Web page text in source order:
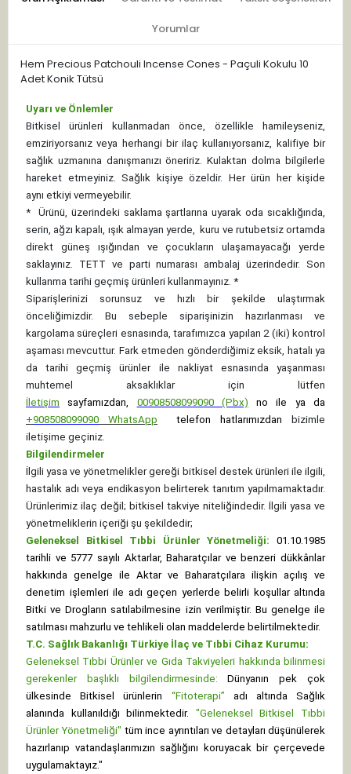
Yorumlar
Hem Precious Patchouli Incense Cones - Paçuli Kokulu 10
Adet Konik Tütsü
Uyarı ve Önlemler
Bitkisel ürünleri kullanmadan önce, özellikle hamileyseniz,
emziriyorsanız veya herhangi bir ilaç kullanıyorsanız, kalifiye bir
sağlık uzmanına danışmanızı öneririz. Kulaktan dolma bilgilerle
hareket etmeyiniz. Sağlık kişiye özeldir. Her ürün her kişide
aynı etkiyi vermeyebilir.
*
Ürünü, üzerindeki saklama şartlarına uyarak oda sıcaklığında,
serin, ağzı kapalı, ışık almayan yerde, kuru ve rutubetsiz ortamda
direkt güneş ışığından ve çocukların ulaşamayacağı yerde
saklayınız. TETT ve parti numarası ambalaj üzerindedir. Son
kullanma tarihi geçmiş ürünleri kullanmayınız. *
Siparişlerinizi sorunsuz ve hızlı bir şekilde ulaştırmak
önceliğimizdir. Bu sebeple siparişinizin hazırlanması ve
kargolama süreçleri esnasında, tarafımızca yapılan 2 (iki) kontrol
aşaması mevcuttur. Fark etmeden gönderdiğimiz eksik, hatalı ya
da tarihi geçmiş ürünler ile nakliyat esnasında yaşanması
muhtemel aksaklıklar için lütfen
İletişim
sayfamızdan, 00908508099090 (Pbx) no ile ya da
+908508099090 WhatsApp telefon hatlarımızdan bizimle
iletişime geçiniz.
Bilgilendirmeler
İlgili yasa ve yönetmelikler gereği bitkisel destek ürünleri ile ilgili,
hastalık adı veya endikasyon belirterek tanıtım yapılmamaktadır.
Ürünlerimiz ilaç değil; bitkisel takviye niteliğindedir. İlgili yasa ve
yönetmeliklerin içeriği şu şekildedir;
Geleneksel Bitkisel Tıbbi Ürünler Yönetmeliği: 01.10.1985
tarihli ve 5777 sayılı Aktarlar, Baharatçılar ve benzeri dükkânlar
hakkında genelge ile Aktar ve Baharatçılara ilişkin açılış ve
denetim işlemleri ile adı geçen yerlerde belirli koşullar altında
Bitki ve Drogların satılabilmesine izin verilmiştir. Bu genelge ile
satılması mahzurlu ve tehlikeli olan maddelerde belirtilmektedir.
T.C. Sağlık Bakanlığı Türkiye İlaç ve Tıbbi Cihaz Kurumu:
Geleneksel Tıbbi Ürünler ve Gıda Takviyeleri hakkında bilinmesi
gerekenler başlıklı bilgilendirmesinde:
Dünyanın pek çok
ülkesinde Bitkisel ürünlerin “Fitoterapi” adı altında Sağlık
alanında kullanıldığı bilinmektedir. "Geleneksel Bitkisel Tıbbi
Ürünler Yönetmeliği" tüm ince ayrıntıları ve detayları düşünülerek
hazırlanıp vatandaşlarımızın sağlığını koruyacak bir çerçevede
uygulamaktayız."